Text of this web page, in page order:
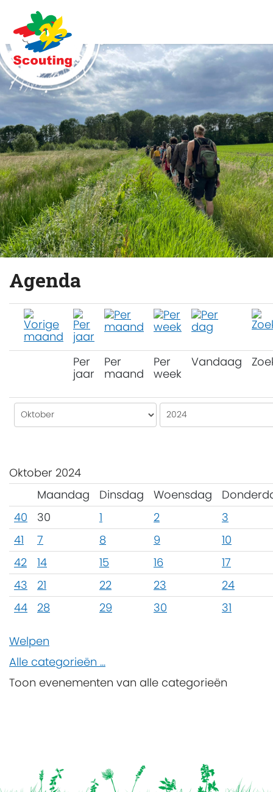
Agenda
Per
jaar
Per
maand
Per
week
Vandaag
Oktober 2024
Maandag
Dinsdag Woensdag
40
30 1 2
3
41
7 8 9
10
42
14 15 16
17
43
21 22 23
24
44
28 29 30 31
Welpen
Alle categorieën ...
Toon evenementen van alle categorieën